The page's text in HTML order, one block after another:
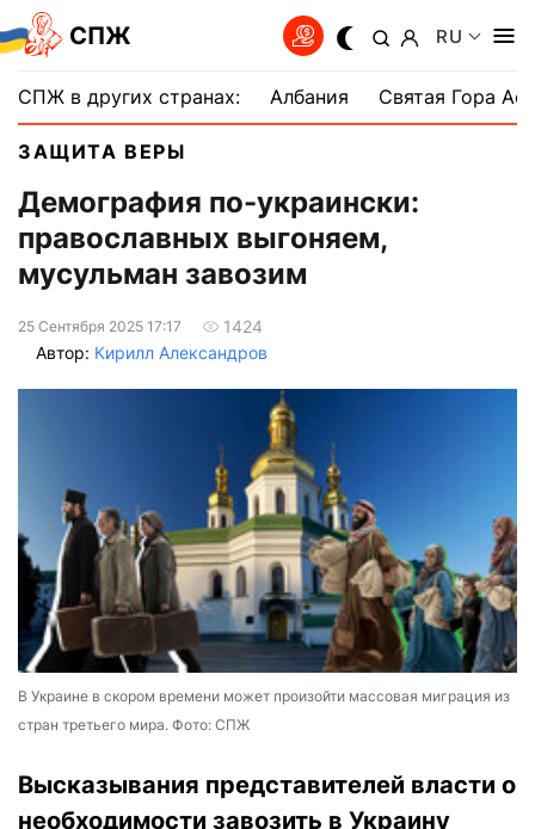
СПЖ RU
СПЖ в других странах: Албания Святая Гора
ЗАЩИТА ВЕРЫ
Демография по-украински:
православных выгоняем,
мусульман завозим
25 Сентября 2025 17:17
1424
Автор: Кирилл Александров
В Украине в скором времени может произойти массовая миграция из
стран третьего мира. Фото: СПЖ
Высказывания представителей власти о
необходимости завозить в Украину